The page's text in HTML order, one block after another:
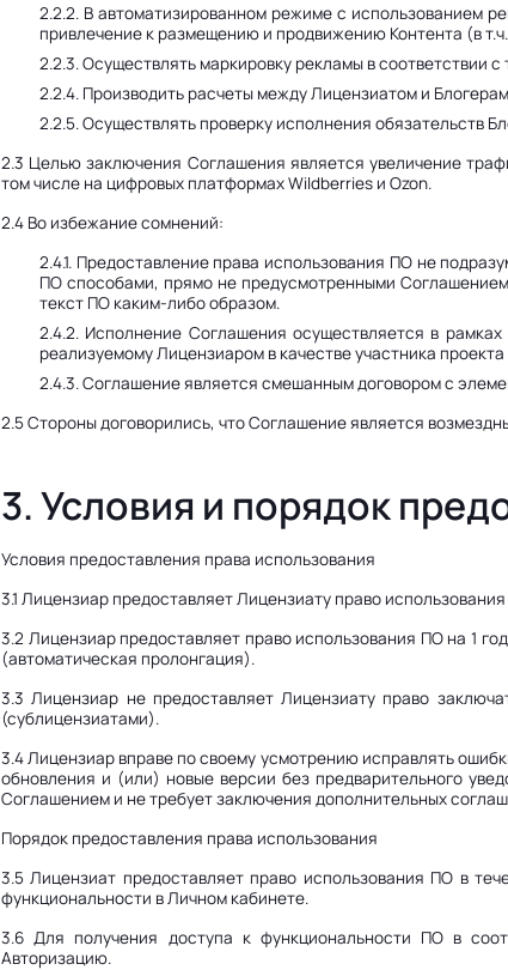
2.2.2. В автоматизированном режиме с использованием
привлечение к размещению и продвижению Контента (в
2.2.3. Осуществлять маркировку рекламы в соответствии
2.2.4. Производить расчеты между Лицензиатом и
2.2.5. Осуществлять проверку исполнения обязательств
2.3 Целью заключения Соглашения является увеличение
том числе на цифровых платформах Wildberries и Ozon.
2.4 Во избежание сомнений:
2.4.1. Предоставление права использования ПО не
ПО способами, прямо не предусмотренными
текст ПО каким-либо образом.
2.4.2. Исполнение Соглашения осуществляется в
реализуемому Лицензиаром в качестве участника
2.4.3. Соглашение является смешанным договором с
2.5 Стороны договорились, что Соглашение является
3. Условия и порядок
Условия предоставления права использования
3.1 Лицензиар предоставляет Лицензиату право
3.2 Лицензиар предоставляет право использования ПО на 1
(автоматическая пролонгация).
3.3 Лицензиар не предоставляет Лицензиату право
(сублицензиатами).
3.4 Лицензиар вправе по своему усмотрению исправлять
обновления и (или) новые версии без предварительного
Соглашением и не требует заключения дополнительных
Порядок предоставления права использования
3.5 Лицензиат предоставляет право использования ПО в
функциональности в Личном кабинете.
3.6 Для получения доступа к функциональности ПО в
Авторизацию.